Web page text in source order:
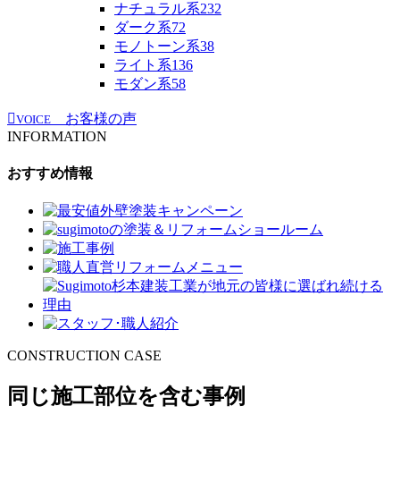
ナチュラル系232
ダーク系72
モノトーン系38
ライト系136
モダン系58
VOICE
お客様の声
INFORMATION
おすすめ情報
CONSTRUCTION CASE
同じ施工部位を含む事例